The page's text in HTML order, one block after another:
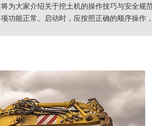
为大家介绍关于挖土机的操作技巧与安全规
功能正常。启动时，应按照正确的顺序操作